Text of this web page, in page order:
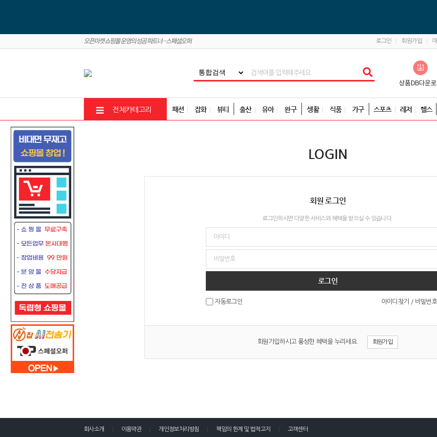
로그인 회원가입
전체카테고리 패션 잡화 뷰티 출산 유아 완구 생활 식품 가구 스포츠 레저 헬스
LOGIN
회원 로그인
로그인하시면 다양한 서비스와 혜택을 받으실 수 있습니다.
로그인
자동로그인 아이디찾기 / 비밀번
회원가입하시고 풍성한 혜택을 누리세요. 회원가입
회사소개 이용약관 개인정보처리방침 책임의 한계 및 법적고지 고객센터